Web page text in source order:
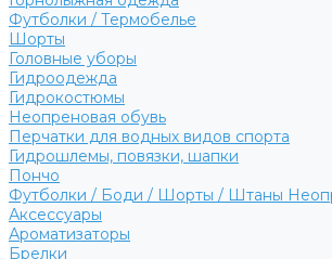
Футболки / Термобелье
Шорты
Головные уборы
Гидроодежда
Гидрокостюмы
Неопреновая обувь
Перчатки для водных видов спорта
Гидрошлемы, повязки, шапки
Пончо
Футболки / Боди / Шорты / Штаны
Аксессуары
Ароматизаторы
Брелки